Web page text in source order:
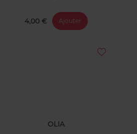
4,00 € Ajouter
OLIA